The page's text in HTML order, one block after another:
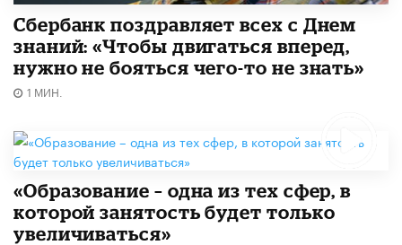
Сбербанк поздравляет всех с Днем
знаний: «Чтобы двигаться вперед,
нужно не бояться чего-то не знать»
1 МИН.
«Образование – одна из тех сфер, в
которой занятость будет только
увеличиваться»